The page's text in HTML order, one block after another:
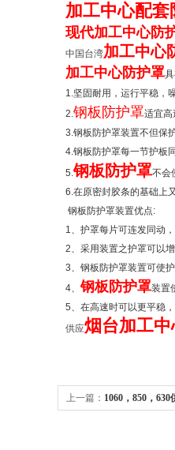
加工中心配套
现代加工中心防
中国台湾加工中心
加工中心防护罩
1.坚固耐用，运行平稳，
2.钢板防护罩适宜高
3.钢板防护罩装置不但保
4.钢板防护罩每一节护板
5.钢板防护罩不会
6.在原密封胶条的基础上
钢板防护罩装置优点:
1、护罩每片可连发同动
2、采用装置之护罩可以增
3、钢板防护罩装置可使
4、钢板防护罩装置
5、在高速时可以更平稳，
供应烟台加工
上一篇： 1060，850，